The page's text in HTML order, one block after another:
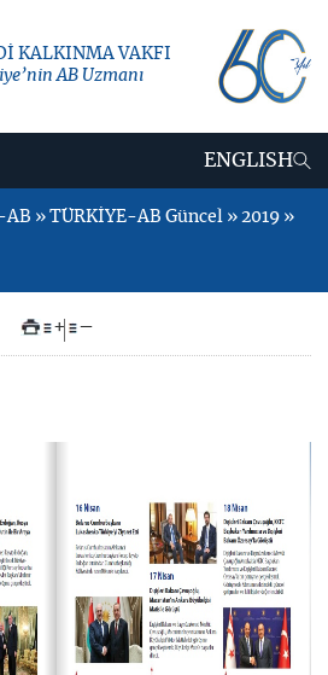
KALKINMA VAKFI
AB Uzmanı
ENGLISH
AB » TÜRKİYE-AB Güncel » 2019 »
+ –